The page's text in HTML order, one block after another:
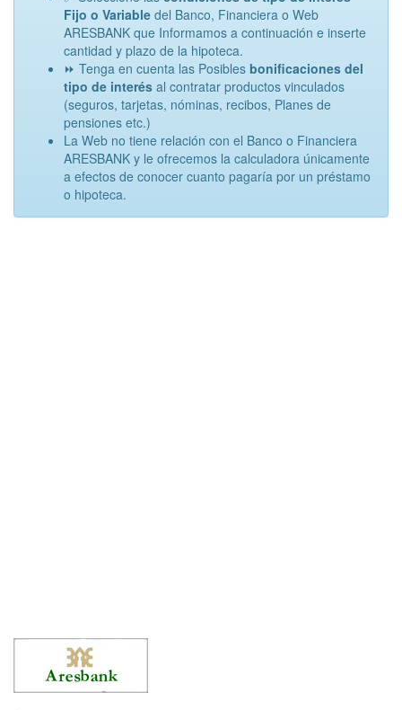
Fijo o Variable del Banco, Financiera o Web
ARESBANK que Informamos a continuación e inserte
cantidad y plazo de la hipoteca.
⏩ Tenga en cuenta las Posibles bonificaciones del
tipo de interés al contratar productos vinculados
(seguros, tarjetas, nóminas, recibos, Planes de
pensiones etc.)
La Web no tiene relación con el Banco o Financiera
ARESBANK y le ofrecemos la calculadora únicamente
a efectos de conocer cuanto pagaría por un préstamo
o hipoteca.